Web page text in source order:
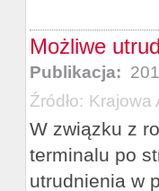
Możliwe
Publikacja:
Źródło: Krajowa
W związku z
terminalu po
utrudnienia w